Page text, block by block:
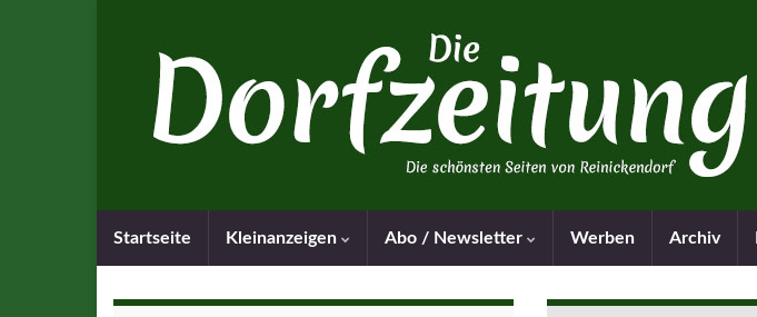
Startseite Kleinanzeigen Abo / Newsletter Werben Archiv